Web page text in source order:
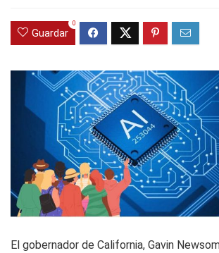
Guardar
0
El gobernador de California, Gavin